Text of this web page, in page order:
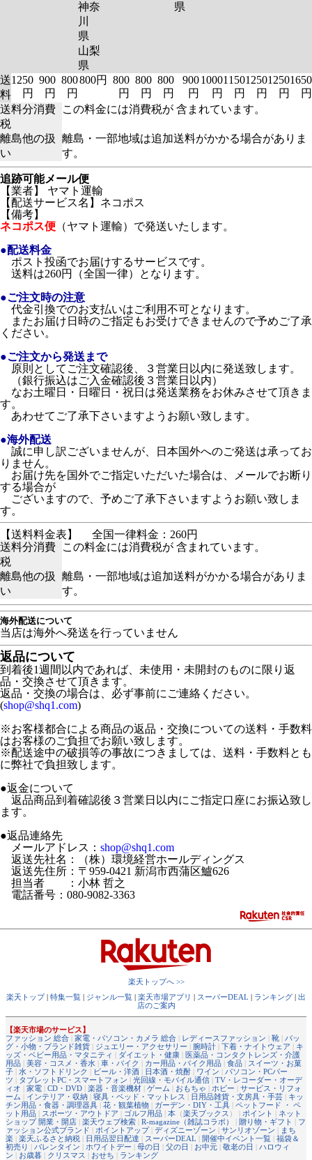
神奈
川
県
山梨
県
県
送
料
1250
円
900
円
800
円
800円
800
円
800
円
800
円
900
円
1000
円
1150
円
1250
円
1250
円
1650
円
送料分消費
税
この料金には消費税が 含まれています。
離島他の扱
い
離島・一部地域は追加送料がかかる場合がありま
す。
追跡可能メール便
【業者】 ヤマト運輸
【配送サービス名】ネコポス
【備考】
ネコポス便 （ヤマト運輸）で発送いたします。
●配送料金
ポスト投函でお届けするサービスです。
送料は260円（全国一律）となります。
●ご注文時の注意
代金引換でのお支払いはご利用不可となります。
またお届け日時のご指定もお受けできませんので予めご了承
ください。
●ご注文から発送まで
原則としてご注文確認後、３営業日以内に発送致します。
（銀行振込はご入金確認後３営業日以内）
なお土曜日・日曜日・祝日は発送業務をお休みさせて頂きま
す。
あわせてご了承下さいますようお願い致します。
●海外配送
誠に申し訳ございませんが、日本国外へのご発送は承ってお
りません。
お届け先を国外でご指定いただいた場合は、メールでお断り
する場合が
ございますので、予めご了承下さいますようお願い致しま
す。
【送料料金表】
全国一律料金：260円
送料分消費
税
この料金には消費税が 含まれています。
離島他の扱
い
離島・一部地域は追加送料がかかる場合がありま
す。
海外配送について
当店は海外へ発送を行っていません
返品について
到着後1週間以内であれば、 未使用・未開封のものに限り返
品・交換させて頂きます。
返品・交換の場合は、必ず事前にご連絡ください。
(shop@shq1.com)
※お客様都合による商品の返品・交換についての送料・手数料
はお客様のご負担でお願い致します。
※配送途中の破損等の事故につきましては、送料・手数料とも
に弊社で負担致します。
●返金について
返品商品到着確認後３営業日以内にご指定口座にお振込致し
ます。
●返品連絡先
メールアドレス： shop@shq1.com
返送先社名：（株）環境経営ホールディングス
返送先住所：〒959-0421 新潟市西蒲区鱸626
担当者 ：小林 哲之
電話番号：080-9082-3363
楽天トップへ >>
楽天トップ| 特集一覧 | ジャンル一覧 | 楽天市場アプリ | スーパーDEAL | ランキング | 出
店のご案内
【楽天市場のサービス】
ファッション 総合 | 家電・パソコン・カメラ 総合 | レディースファッション | 靴 | バッ
グ・小物・ブランド雑貨 | ジュエリー・アクセサリー | 腕時計 | 下着・ナイトウェア | キ
ッズ・ベビー用品・マタニティ | ダイエット・健康 | 医薬品・コンタクトレンズ・介護
用品 | 美容・コスメ・香水 | 車・バイク | カー用品・バイク用品 | 食品 | スイーツ・お菓
子 | 水・ソフトドリンク | ビール・洋酒 | 日本酒・焼酎 | ワイン | パソコン・PCパー
ツ | タブレットPC・スマートフォン | 光回線・モバイル通信 | TV・レコーダー・オーデ
ィオ | 家電 | CD・DVD | 楽器・音楽機材 | ゲーム | おもちゃ | ホビー | サービス・リフォ
ーム | インテリア・収納 | 寝具・ベッド・マットレス | 日用品雑貨・文房具・手芸 | キッ
チン用品・食器・調理器具 | 花・観葉植物 | ガーデン・DIY・工具 | ペットフード ・ ペ
ット用品 | スポーツ・アウトドア | ゴルフ用品 | 本 （楽天ブックス ） | ポイント | ネット
ショップ 開業・開店 | 楽天ウェブ検索 | R-magazine（雑誌コラボ） | 贈り物・ギフト | フ
ァッション公式ブランド | ポイントアップ| ディズニーゾーン | サンリオゾーン | まち
楽 | 楽天ふるさと納税 | 日用品翌日配達 | スーパーDEAL | 開催中イベント一覧 | 福袋＆
初売り | バレンタイン | ホワイトデー | 母の日 | 父の日 | お中元 | 敬老の日 | ハロウィ
ン | お歳暮 | クリスマス | おせち | ランキング